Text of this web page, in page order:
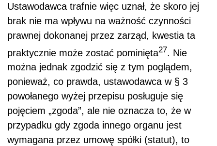
Ustawodawca trafnie więc uznał, że skoro jej
brak nie ma wpływu na ważność czynności
prawnej dokonanej przez zarząd, kwestia ta
praktycznie może zostać pominięta27 . Nie
można jednak zgodzić się z tym poglądem,
ponieważ, co prawda, ustawodawca w § 3
powołanego wyżej przepisu posługuje się
pojęciem „zgoda”, ale nie oznacza to, że w
przypadku gdy zgoda innego organu jest
wymagana przez umowę spółki (statut), to